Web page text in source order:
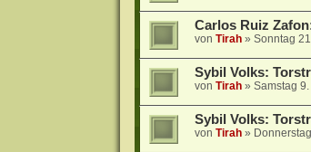
Carlos Ruiz
von Tirah» Sonntag
Sybil Volks:
von Tirah» Samstag
Sybil Volks:
von Tirah»